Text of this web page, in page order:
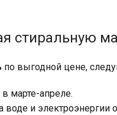
стиральную
по выгодной цене,
марте-апреле.
воде и электроэнергии